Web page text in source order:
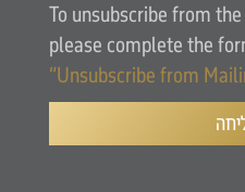
To unsubscribe from
please complete the
“Unsubscribe from